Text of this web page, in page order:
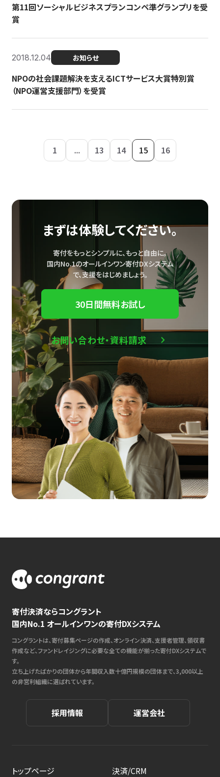
第11回ソーシャルビジネスプランコンペ準グランプリを受
賞
2018.12.04 お知らせ
NPOの社会課題解決を支えるICTサービス大賞特別賞
（NPO運営支援部門）を受賞
1 ... 13 14 15 16
まずは体験してください。
寄付をもっとシンプルに、もっと自由に。
国内No.1のオールインワン寄付DXシステム
で、支援をはじめましょう。
30日間無料お試し
お問い合わせ・資料請求
寄付決済ならコングラント
国内No.1 オールインワンの寄付DXシステム
コングラントは、寄付募集ページの作成、オンライン決済、支援者管理、領収書
作成など、ファンドレイジングに必要な全ての機能が揃った寄付DXシステムで
す。
立ち上げたばかりの団体から年間収入数十億円規模の団体まで、3,000以上
の非営利組織に選ばれています。
採用情報 運営会社
トップページ
決済/CRM